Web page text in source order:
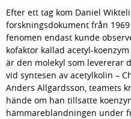
Efter ett tag kom Daniel
forskningsdokument från
fenomen endast kunde
kofaktor kallad acetyl-
är den molekyl som levererar
vid syntesen av acetylkolin –
Anders Allgardsson, teamets
hände om han tillsatte
hämmareblandningen under